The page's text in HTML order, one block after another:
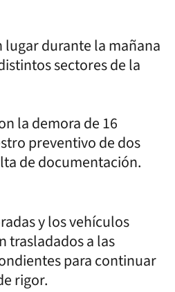
durante la mañana
sectores de la
la demora de 16
preventivo de dos
de documentación.
y los vehículos
trasladados a las
para continuar
rigor.